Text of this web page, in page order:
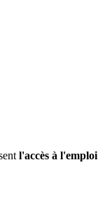
l'accès à l'emploi